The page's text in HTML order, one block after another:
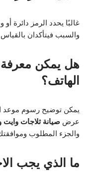
غالبًا يحدد الرمز دائرة
والسبب فيتأكدان
هل يمكن معرفة
الهاتف؟
يمكن توضيح رسوم موعد
عرض صيانة ثلاجات وايت
والجزء المطلوب
ما الذي يجب